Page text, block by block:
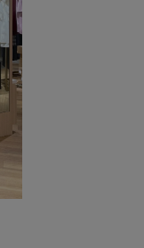
ー
トラップ